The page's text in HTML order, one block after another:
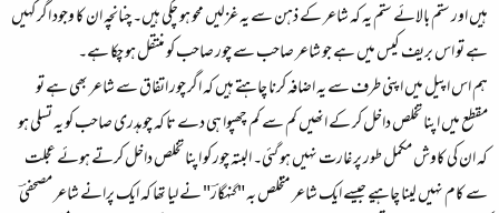
ہیں اور ستم بالائے ستم یہ کہ شاعر کے ذہن سے یہ غزلیں محو ہو چکی ہیں۔ چنانچہ ان کا وجود اگر کہیں
ہے تو اس بریف کیس میں ہے جو شاعر صاحب سے چور صاحب کو منتقل ہو چکا ہے۔
ہم اس اپیل میں اپنی طرف سے یہ اضافہ کرنا چاہتے ہیں کہ اگر چور اتفاق سے شاعر بھی ہے تو
مقطع میں اپنا تخلص داخل کر کے انھیں کم سے کم چھپوا ہی دے تا کہ چوہدری صاحب کو یہ تسلی ہو
کہ ان کی کاوش مکمل طور پر غارت نہیں ہو گئی۔ البتہ چور کو اپنا تخلص داخل کرتے ہوئے عجلت
سے کام نہیں لینا چاہیے جیسے ایک شاعر متخلص بہ "گنہگارؔ" نے لیا تھا کہ ایک پرانے شاعر مصحفیؔ